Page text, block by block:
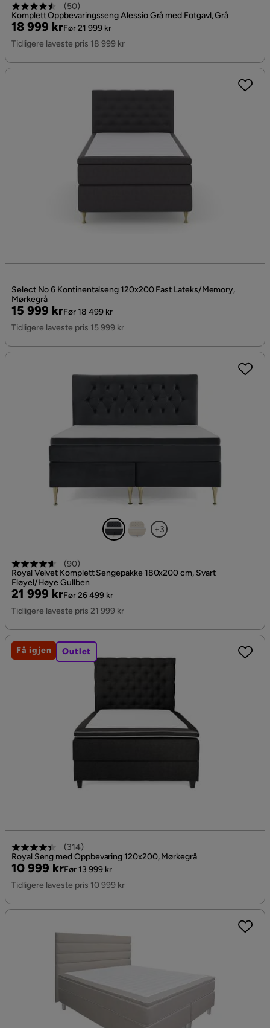
(50)
Komplett Oppbevaringsseng Alessio Grå med Fotgavl, Grå
Pris
18 999 kr
Original
Pris
Før 21 999 kr
Tidligere laveste pris 18 999 kr
Select No 6 Kontinentalseng 120x200 Fast Lateks/Memory,
Mørkegrå
Pris
15 999 kr
Original
Pris
Før 18 499 kr
Tidligere laveste pris 15 999 kr
+3
(90)
Royal Velvet Komplett Sengepakke 180x200 cm, Svart
Fløyel/Høye Gullben
Pris
21 999 kr
Original
Pris
Før 26 499 kr
Tidligere laveste pris 21 999 kr
(314)
Royal Seng med Oppbevaring 120x200, Mørkegrå
Pris
10 999 kr
Original
Pris
Før 13 999 kr
Tidligere laveste pris 10 999 kr
Få igjen Outlet